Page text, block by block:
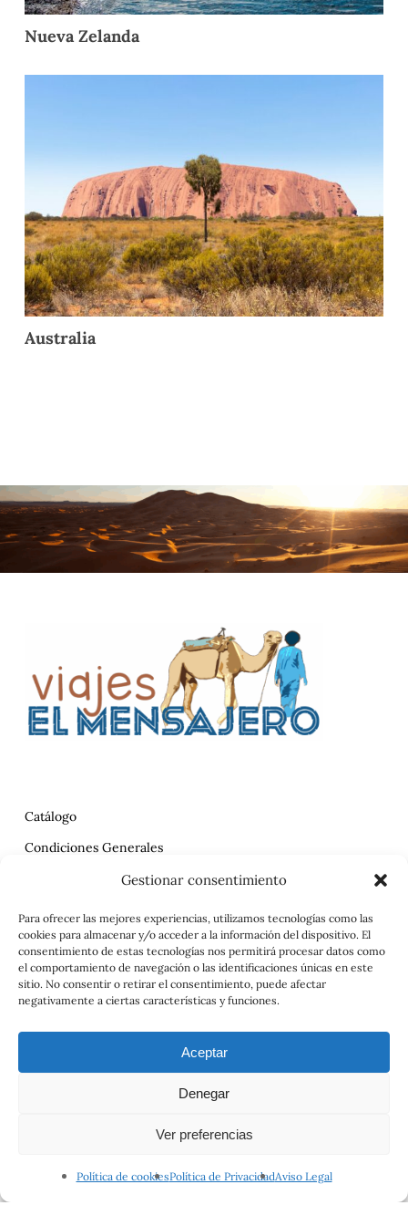
Gestionar consentimiento
Para ofrecer las mejores experiencias, utilizamos tecnologías como las
cookies para almacenar y/o acceder a la información del dispositivo. El
consentimiento de estas tecnologías nos permitirá procesar datos como
el comportamiento de navegación o las identificaciones únicas en este
sitio. No consentir o retirar el consentimiento, puede afectar
negativamente a ciertas características y funciones.
Aceptar
Denegar
Ver preferencias
Política de cookiesPolítica de PrivacidadAviso Legal
Nueva Zelanda
Australia
Catálogo
Condiciones Generales
Política de Privacidad
Contrato
Aviso Legal